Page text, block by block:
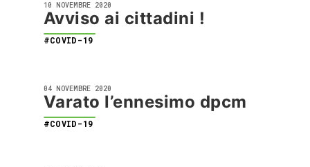
10 NOVEMBRE 2020
Avviso ai cittadini !
#COVID-19
04 NOVEMBRE 2020
Varato l’ennesimo dpcm
#COVID-19